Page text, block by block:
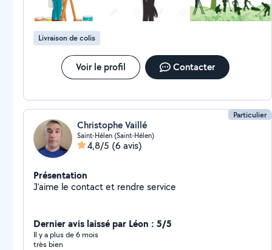
Livraison de colis
Voir le profil Contacter
Particulier
Christophe Vaillé
Saint-Hélen (Saint-Hélen)
4,8/5 (6 avis)
Présentation
J'aime le contact et rendre service
Dernier avis laissé par Léon : 5/5
Il y a plus de 6 mois
très bien